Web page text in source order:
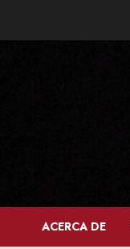
ACERCA DE